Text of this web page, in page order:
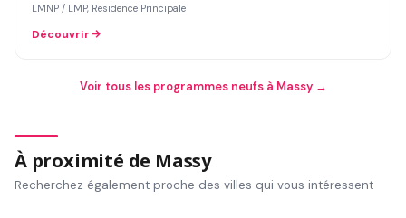
LMNP / LMP, Residence Principale
Découvrir
Voir tous les programmes neufs à Massy →
À proximité de Massy
Recherchez également proche des villes qui vous intéressent